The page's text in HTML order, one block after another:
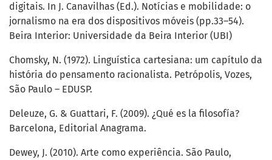
digitais. In J. Canavilhas (Ed.). Notícias e mobilidade: o
jornalismo na era dos dispositivos móveis (pp.33–54).
Beira Interior: Universidade da Beira Interior (UBI)
Chomsky, N. (1972). Linguística cartesiana: um capítulo da
história do pensamento racionalista. Petrópolis, Vozes,
São Paulo – EDUSP.
Deleuze, G. & Guattari, F. (2009). ¿Qué es la filosofía?
Barcelona, Editorial Anagrama.
Dewey, J. (2010). Arte como experiência. São Paulo,